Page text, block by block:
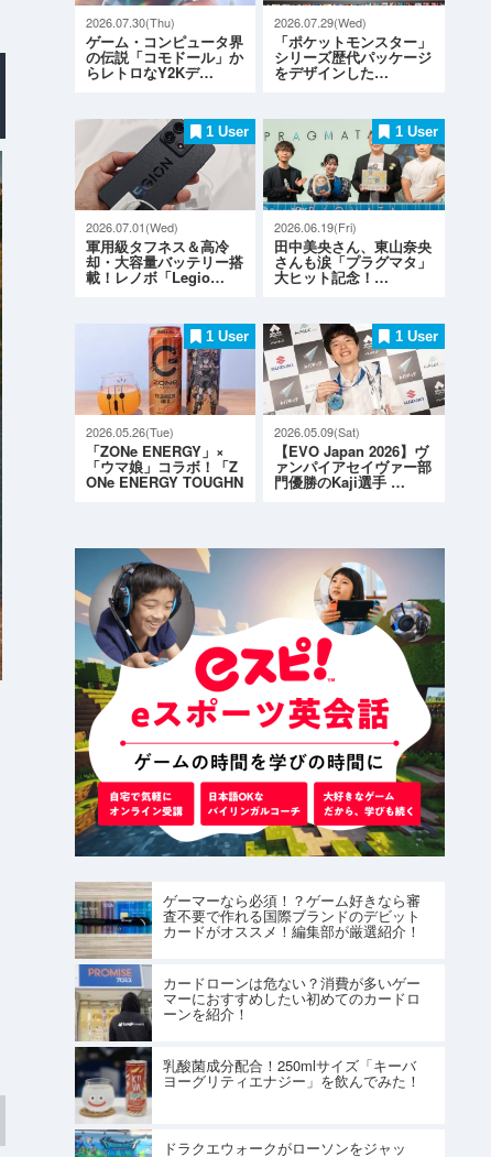
2026.07.30(Thu)
ゲーム・コンピュータ界
の伝説「コモドール」か
らレトロなY2Kデ…
2026.07.29(Wed)
「ポケットモンスター」
シリーズ歴代パッケージ
をデザインした…
1 User
2026.07.01(Wed)
軍用級タフネス＆高冷
却・大容量バッテリー搭
載！レノボ「Legio…
1 User
2026.06.19(Fri)
田中美央さん、東山奈央
さんも涙「プラグマタ」
大ヒット記念！…
1 User
2026.05.26(Tue)
「ZONe ENERGY」×
「ウマ娘」コラボ！「Z
ONe ENERGY TOUGHN
1 User
2026.05.09(Sat)
【EVO Japan 2026】ヴ
ァンパイアセイヴァー部
門優勝のKaji選手 …
ゲーマーなら必須！？ゲーム好きなら審
査不要で作れる国際ブランドのデビット
カードがオススメ！編集部が厳選紹介！
カードローンは危ない？消費が多いゲー
マーにおすすめしたい初めてのカードロ
ーンを紹介！
乳酸菌成分配合！250mlサイズ「キーバ
ヨーグリティエナジー」を飲んでみた！
ドラクエウォークがローソンをジャッ